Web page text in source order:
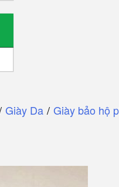
Giày Da / Giày bảo hộ